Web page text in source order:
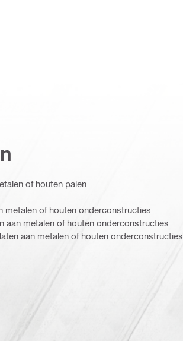
of houten palen
metalen of houten onderconstructies
aan metalen of houten onderconstructies
aan metalen of houten onderconstructies